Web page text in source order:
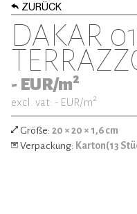
ZURÜCK
DAKAR
- EUR/m2
excl. vat: - EUR/m2
Größe: 20 × 20 × 1,6 cm
Verpackung: Karton(13